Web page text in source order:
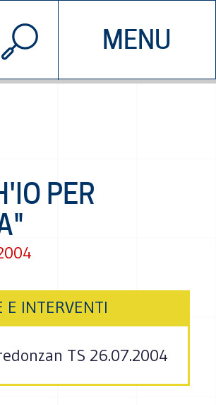
MENU
CHI SIAMO
© 2026 EDDYBURG
PER
E INTERVENTI
TS 26.07.2004